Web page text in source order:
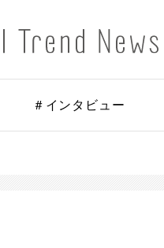
＃インタビュー